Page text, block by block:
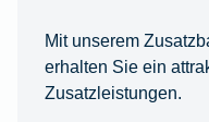
Mit unserem
erhalten Sie ein
Zusatzleistungen.